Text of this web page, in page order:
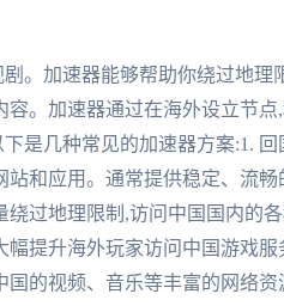
。加速器能够帮助你绕过地理
容。加速器通过在海外设立节
是几种常见的加速器方案:1.
和应用。通常提供稳定、流
过地理限制,访问中国国内的
幅提升海外玩家访问中国游戏
的视频、音乐等丰富的网络资